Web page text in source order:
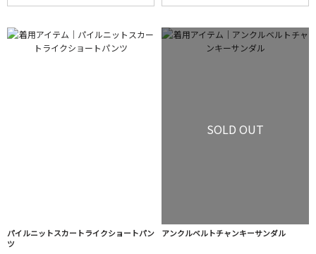
パイルニットスカートライクショートパン
ツ
SOLD OUT
アンクルベルトチャンキーサンダル